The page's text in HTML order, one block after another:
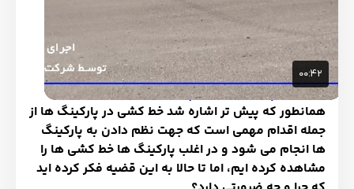
خط کشی پارکینگ خودرو چه ضرورتی دارد
همانطور که پیش تر اشاره شد خط کشی در پارکینگ ها از
جمله اقدام مهمی است که جهت نظم دادن به پارکینگ
ها انجام می شود و در اغلب پارکینگ ها خط کشی ها را
مشاهده کرده ایم، اما تا حالا به این قضیه فکر کرده اید